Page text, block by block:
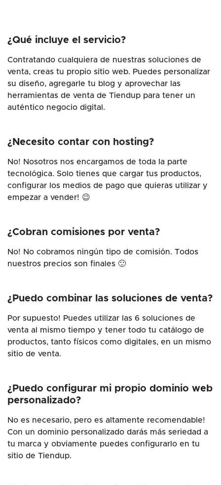
¿Qué incluye el servicio?
Contratando cualquiera de nuestras soluciones de
venta, creas tu propio sitio web. Puedes personalizar
su diseño, agregarle tu blog y aprovechar las
herramientas de venta de Tiendup para tener un
auténtico negocio digital.
¿Necesito contar con hosting?
No! Nosotros nos encargamos de toda la parte
tecnológica. Solo tienes que cargar tus productos,
configurar los medios de pago que quieras utilizar y
empezar a vender! 😉
¿Cobran comisiones por venta?
No! No cobramos ningún tipo de comisión. Todos
nuestros precios son finales 🙂
¿Puedo combinar las soluciones de venta?
Por supuesto! Puedes utilizar las 6 soluciones de
venta al mismo tiempo y tener todo tu catálogo de
productos, tanto físicos como digitales, en un mismo
sitio de venta.
¿Puedo configurar mi propio dominio web
personalizado?
No es necesario, pero es altamente recomendable!
Con un dominio personalizado darás más seriedad a
tu marca y obviamente puedes configurarlo en tu
sitio de Tiendup.